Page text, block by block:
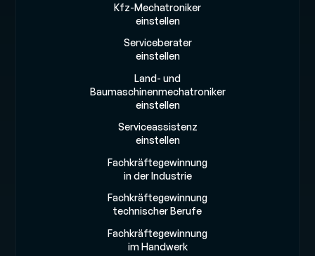
Kfz-Mechatroniker
einstellen
Serviceberater
einstellen
Land- und
Baumaschinenmechatroniker
einstellen
Serviceassistenz
einstellen
Fachkräftegewinnung
in der Industrie
Fachkräftegewinnung
technischer Berufe
Fachkräftegewinnung
im Handwerk